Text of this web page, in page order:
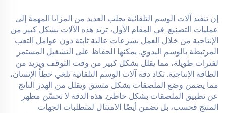
إن تنفيذ آلات الوسم التلقائية يجلب العديد من المزايا المهمة إلى
عمليات التصنيع. في المقام الأول، تزيد هذه الآلات بشكل كبير من
الإنتاجية من خلال العمل بسرعات عالية ثابتة دون عوامل التعب
المرتبطة بالوسم اليدوي. يمكنها الحفاظ على التشغيل المستمر
لفترات طويلة، مما يقلل بشكل كبير من وقت التوقف ويزيد من
الطاقة الإنتاجية. تكاد دقة آلات الوسم التلقائية تلغي خطأ الإنسان،
مما يضمن وضع الملصقات بشكل متسق ويقلل من الهدر الناتج
عن تطبيق الملصقات بشكل خاطئ. هذه الدقة لا تحسّن مظهر
المنتج فحسب، بل تضمن أيضًا الامتثال لمتطلبات الجهات